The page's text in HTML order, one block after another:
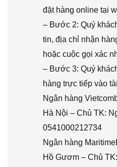
đặt hàng online tại
– Bước 2: Quý
tin, địa chỉ nhận
hoặc cuộc gọi xác
– Bước 3: Quý
hàng trực tiếp vào
Ngân hàng
Hà Nội – Chủ TK:
0541000212734
Ngân hàng
Hồ Gươm – Chủ